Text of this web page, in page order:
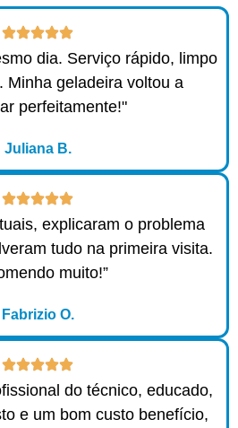
dia. Serviço rápido, limpo
Minha geladeira voltou a
perfeitamente!"
Juliana B.
explicaram o problema
tudo na primeira visita.
muito!”
Fabrizio O.
do técnico, educado,
e um bom custo benefício,